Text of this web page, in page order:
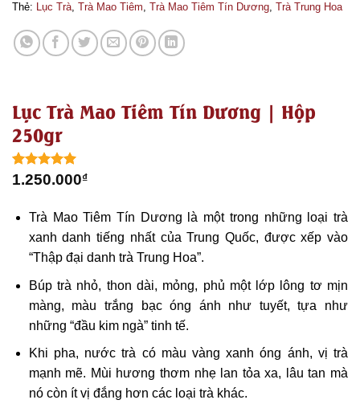
Thẻ: Lục Trà, Trà Mao Tiêm, Trà Mao Tiêm Tín Dương, Trà Trung Hoa
Lục Trà Mao Tiêm Tín Dương | Hộp
250gr
5.00trên 5
1
1.250.000₫
Trà Mao Tiêm Tín Dương là một trong những loại trà
xanh danh tiếng nhất của Trung Quốc, được xếp vào
“Thập đại danh trà Trung Hoa”.
Búp trà nhỏ, thon dài, mỏng, phủ một lớp lông tơ mịn
màng, màu trắng bạc óng ánh như tuyết, tựa như
những “đầu kim ngà” tinh tế.
Khi pha, nước trà có màu vàng xanh óng ánh, vị trà
mạnh mẽ. Mùi hương thơm nhẹ lan tỏa xa, lâu tan mà
nó còn ít vị đắng hơn các loại trà khác.